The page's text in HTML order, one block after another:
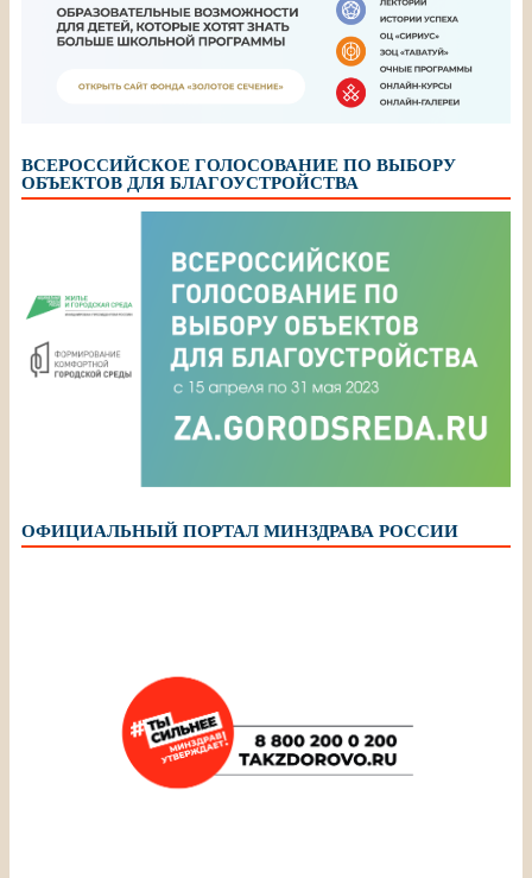
ВСЕРОССИЙСКОЕ ГОЛОСОВАНИЕ ПО ВЫБОРУ
ОБЪЕКТОВ ДЛЯ БЛАГОУСТРОЙСТВА
ОФИЦИАЛЬНЫЙ ПОРТАЛ МИНЗДРАВА РОССИИ